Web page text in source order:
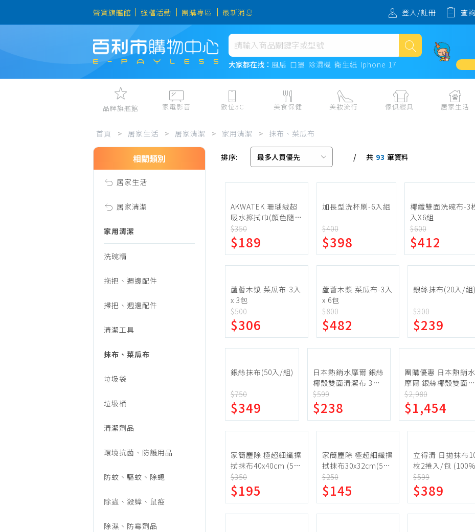
聲寶旗艦館 強檔活動 團購專區 最新消息 登入/註冊 查
大家都在找： 風扇 口罩 除濕機 衛生紙 Iphone 17
熱門搜尋
風扇
口罩
衛生紙
Iphone 17
品牌旗艦館 家電影音
電冰箱、冷凍櫃
清淨機、除濕機
生活家電
數位3C
筆電、桌機
美食保健
紙本票券
熟食、小吃、滷味
零食、果乾、肉乾
蛋糕甜點、冰品
生鮮、蔬果 (免稅)
美妝流行 傢俱寢具
寢具
居家裝修
居家生活
寵物飼料、寵物
首頁 > 居家生活 > 居家清潔 > 家用清潔 > 抹布、菜瓜布
相關類別
居家生活
居家清潔
家用清潔
洗碗精
拖把、週邊配件
掃把、週邊配件
清潔工具
抹布、菜瓜布
垃圾袋
垃圾桶
清潔劑品
環境抗菌、防護用品
防蚊、驅蚊、除蠅
除蟲、殺蟑、鼠疫
除濕、防霉劑品
排序: 共 93 筆資料
AKWATEK 珊瑚絨超
吸水擦拭巾(顏色隨機
出貨) AK-09092 超值
2入組
$350
$189
加長型洗杯刷-6入組
$400
$398
椰纖雙面洗碗布-3
入X6組
$600
$412
蘆薈木漿 菜瓜布-3入
x 3包
$500
$306
蘆薈木漿 菜瓜布-3入
x 6包
$800
$482
銀絲抹布(20入/組)
$300
$239
銀絲抹布(50入/組)
$750
$349
日本熱銷水摩爾 銀絲
椰殼雙面清潔布 3入
組
$599
$238
團購優惠 日本熱銷水
摩爾 銀絲椰殼雙面清
潔布 50入組
$2,980
$1,454
家簡塵除 極超細纖擦
拭抹布40x40cm (5+1
入)
$350
$195
家簡塵除 極超細纖擦
拭抹布30x32cm(5+1
入)
$250
$145
立得清 日拋抹布
枚2捲入/包
縈)*2組
$599
$389